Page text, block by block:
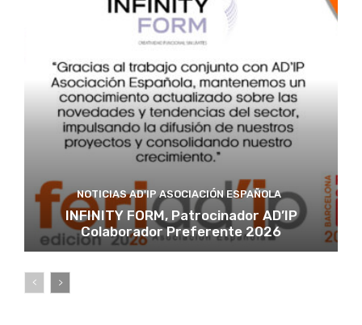
NOTICIAS AD'IP ASOCIACIÓN ESPAÑOLA
INFINITY FORM, Patrocinador AD’IP
Colaborador Preferente 2026